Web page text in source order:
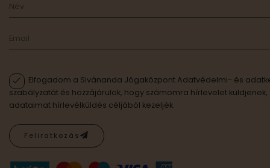
Elfogadom a Sivánanda Jógaközpont Adatvédelmi- és
szabályzatát és hozzájárulok, hogy számomra hírlevelet küldjenek,
adataimat hírlevélküldés céljából kezeljék.
Feliratkozás